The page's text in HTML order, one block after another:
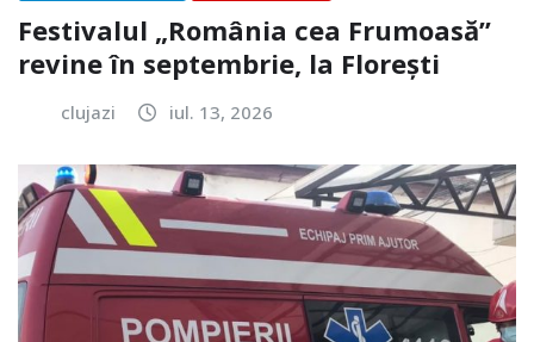
Festivalul „România cea Frumoasă”
revine în septembrie, la Florești
clujazi iul. 13, 2026